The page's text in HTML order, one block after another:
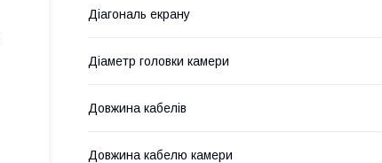
Діагональ екрану
Діаметр головки камери
Довжина кабелів
Довжина кабелю камери